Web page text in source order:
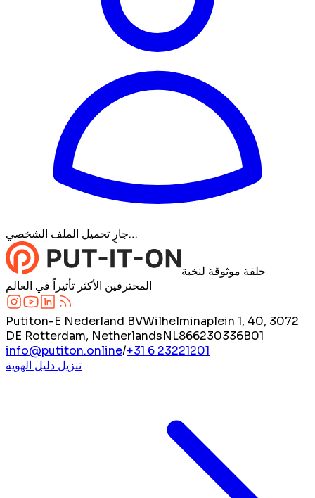
جارٍ تحميل الملف الشخصي…
حلقة موثوقة لنخبة
المحترفين الأكثر تأثيراً في العالم
Putiton-E Nederland BVWilhelminaplein 1, 40, 3072
DE Rotterdam, NetherlandsNL866230336B01
info@putiton.online/+31 6 23221201
تنزيل دليل الهوية